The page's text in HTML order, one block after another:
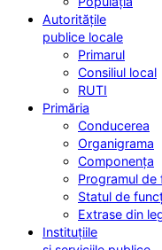
Autoritățile
publice locale
Primarul
Consiliul local
RUTI
Primăria
Conducerea
Organigrama
Componența
Programul de
Statul de
Extrase din
Instituțiile